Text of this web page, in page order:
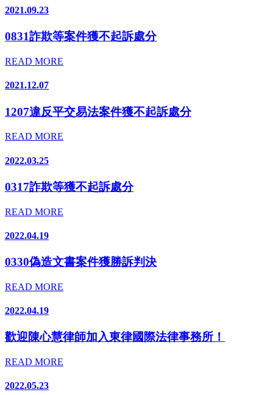
2021.09.23
0831詐欺等案件獲不起訴處分
READ MORE
2021.12.07
1207違反平交易法案件獲不起訴處分
READ MORE
2022.03.25
0317詐欺等獲不起訴處分
READ MORE
2022.04.19
0330偽造文書案件獲勝訴判決
READ MORE
2022.04.19
歡迎陳心慧律師加入東律國際法律事務所！
READ MORE
2022.05.23